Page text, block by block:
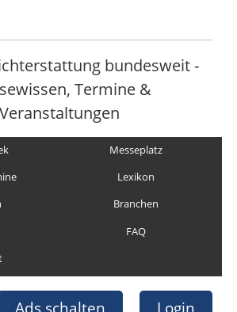
bundesweit -
Termine &
Veranstaltungen
Messeplatz
Lexikon
Branchen
FAQ